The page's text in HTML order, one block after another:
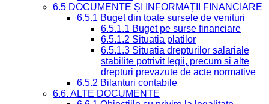
6.5 DOCUMENTE ȘI INFORMAȚII FINANCIARE
6.5.1 Buget din toate sursele de venituri
6.5.1.1 Buget pe surse financiare
6.5.1.2 Situatia platilor
6.5.1.3 Situatia drepturilor salariale
stabilite potrivit legii, precum si alte
drepturi prevazute de acte normative
6.5.2 Bilanturi contabile
6.6. ALTE DOCUMENTE